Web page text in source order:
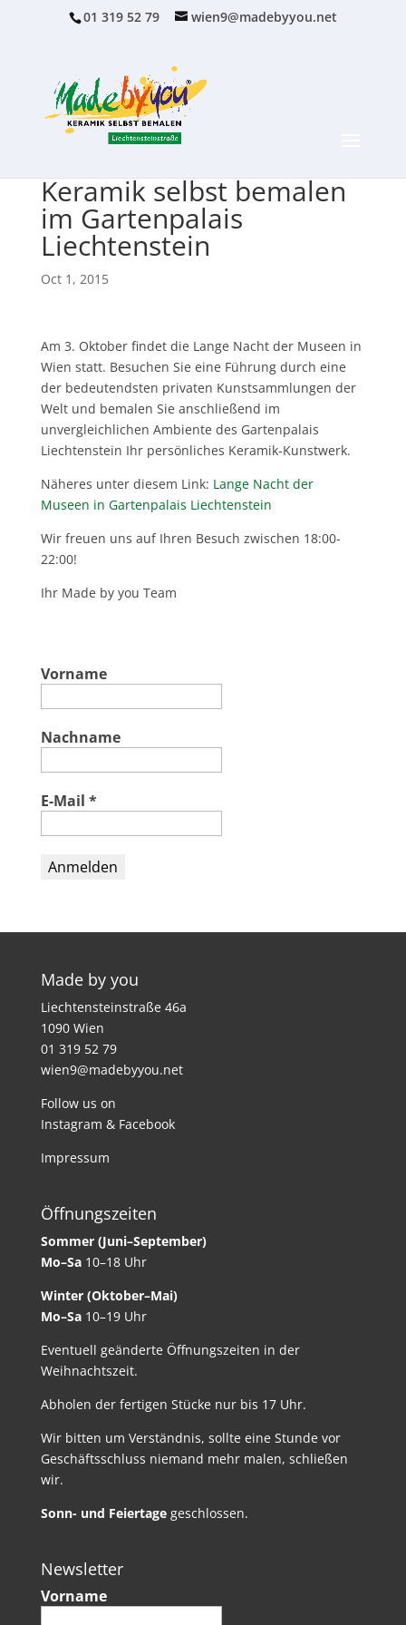
01 319 52 79 wien9@madebyyou.net
Keramik selbst bemalen
im Gartenpalais
Liechtenstein
Oct 1, 2015
Am 3. Oktober findet die Lange Nacht der Museen in
Wien statt. Besuchen Sie eine Führung durch eine
der bedeutendsten privaten Kunstsammlungen der
Welt und bemalen Sie anschließend im
unvergleichlichen Ambiente des Gartenpalais
Liechtenstein Ihr persönliches Keramik-Kunstwerk.
Näheres unter diesem Link: Lange Nacht der
Museen in Gartenpalais Liechtenstein
Wir freuen uns auf Ihren Besuch zwischen 18:00-
22:00!
Ihr Made by you Team
Vorname
Nachname
E-Mail *
Made by you
Liechtensteinstraße 46a
1090 Wien
01 319 52 79
wien9@madebyyou.net
Follow us on
Instagram & Facebook
Impressum
Öffnungszeiten
Sommer (Juni–September)
Mo–Sa10–18 Uhr
Winter (Oktober–Mai)
Mo–Sa10–19 Uhr
Eventuell geänderte Öffnungszeiten in der
Weihnachtszeit.
Abholen der fertigen Stücke nur bis 17 Uhr.
Wir bitten um Verständnis, sollte eine Stunde vor
Geschäftsschluss niemand mehr malen, schließen
wir.
Sonn- und Feiertagegeschlossen.
Newsletter
Vorname